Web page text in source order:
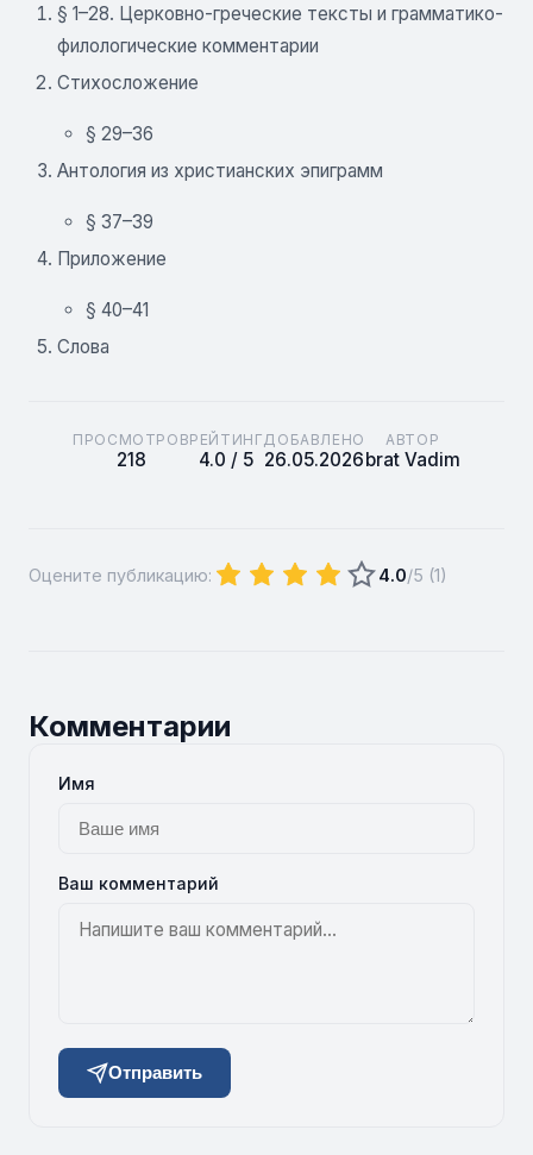
§ 1–28. Церковно-греческие тексты и грамматико-
филологические комментарии
Стихосложение
§ 29–36
Антология из христианских эпиграмм
§ 37–39
Приложение
§ 40–41
Слова
ПРОСМОТРОВ
218
РЕЙТИНГ
4.0 / 5
ДОБАВЛЕНО
26.05.2026
АВТОР
brat Vadim
Оцените публикацию: 4.0/5 (1)
Комментарии
Имя
Ваш комментарий
Отправить